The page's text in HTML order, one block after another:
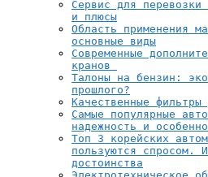
Сервис для
и плюсы
Область применения
основные виды
Современные
кранов
Талоны на бензин:
прошлого?
Качественные
Самые популярные
надежность и
Топ 3 корейских
пользуются спросом.
достоинства